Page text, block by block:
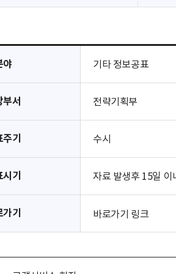
야 기타 정보공표
부서 전략기획부
기 수시
기 자료 발생후 15일 이
기 바로가기 링크